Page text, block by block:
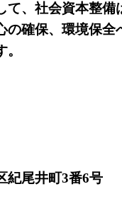
て、社会資本整
の確保、環境保
紀尾井町3番6号